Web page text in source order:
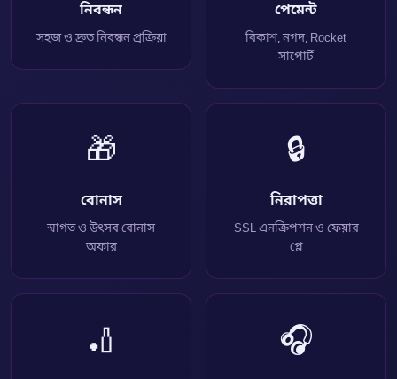
নিবন্ধন
সহজ ও দ্রুত নিবন্ধন প্রক্রিয়া
পেমেন্ট
বিকাশ, নগদ, Rocket
সাপোর্ট
🎁
বোনাস
স্বাগত ও উৎসব বোনাস
অফার
🔒
নিরাপত্তা
SSL এনক্রিপশন ও ফেয়ার
প্লে
🏏 🎧